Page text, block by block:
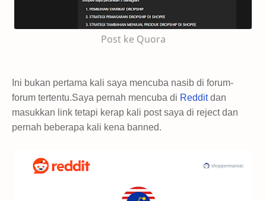
Post ke Quora
Ini bukan pertama kali saya mencuba nasib di forum-
forum tertentu.Saya pernah mencuba di Redditdan
masukkan link tetapi kerap kali post saya di reject dan
pernah beberapa kali kena banned.